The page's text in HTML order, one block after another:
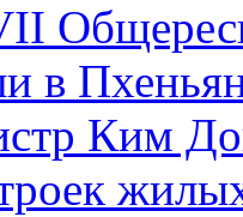
в
Ким